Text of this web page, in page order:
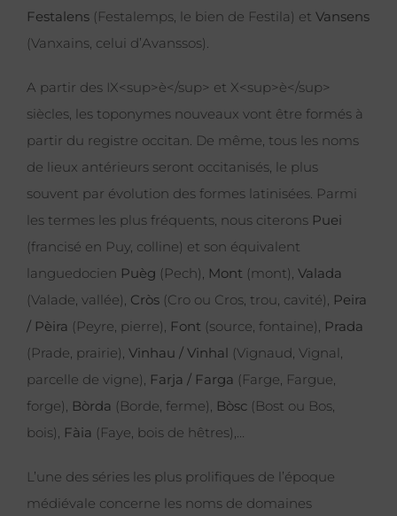
Festalens (Festalemps, le bien de Festila) et Vansens
(Vanxains, celui d’Avanssos).
A partir des IX<sup>è</sup> et X<sup>è</sup>
siècles, les toponymes nouveaux vont être formés à
partir du registre occitan. De même, tous les noms
de lieux antérieurs seront occitanisés, le plus
souvent par évolution des formes latinisées. Parmi
les termes les plus fréquents, nous citerons Puei
(francisé en Puy, colline) et son équivalent
languedocien Puèg (Pech), Mont (mont), Valada
(Valade, vallée), Cròs (Cro ou Cros, trou, cavité), Peira
/ Pèira (Peyre, pierre), Font (source, fontaine), Prada
(Prade, prairie), Vinhau / Vinhal (Vignaud, Vignal,
parcelle de vigne), Farja / Farga (Farge, Fargue,
forge), Bòrda (Borde, ferme), Bòsc (Bost ou Bos,
bois), Fàia (Faye, bois de hêtres),…
L’une des séries les plus prolifiques de l’époque
médiévale concerne les noms de domaines